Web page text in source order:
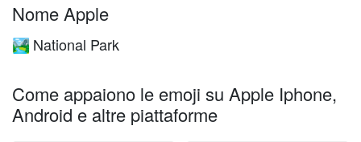
Nome Apple
🏞️ National Park
Come appaiono le emoji su Apple Iphone,
Android e altre piattaforme